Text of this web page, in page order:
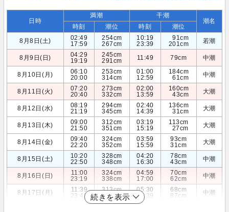
日時
満潮 干潮
潮名
時刻 潮位 時刻
潮位
8月8日(土)
02:49
17:59
254cm
267cm
10:19
23:39
91cm
201cm
若潮
8月9日(日)
04:29
19:19
245cm
291cm
11:49 79cm 中潮
8月10日(月)
06:10
20:00
253cm
314cm
01:00
12:59
184cm
61cm
中潮
8月11日(火)
07:20
20:40
273cm
332cm
02:00
13:59
160cm
43cm
大潮
8月12日(水)
08:19
21:19
294cm
345cm
02:40
14:39
136cm
31cm
大潮
8月13日(木)
09:00
21:50
312cm
351cm
03:19
15:19
113cm
27cm
大潮
8月14日(金)
09:40
22:20
324cm
352cm
03:59
15:59
93cm
31cm
大潮
8月15日(土)
10:20
22:50
328cm
348cm
04:20
16:30
78cm
43cm
中潮
8月16日(日)
11:00
23:19
324cm
338cm
04:59
17:00
70cm
62cm
中潮
8月17日(月)
11:39
23:49
313cm
324cm
05:30
17:39
68cm
87cm
中潮
続きを表示